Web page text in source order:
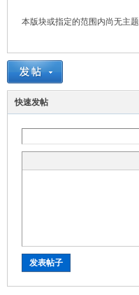
国
本版块或指定的范围内尚无主题
快速发帖
发表帖子